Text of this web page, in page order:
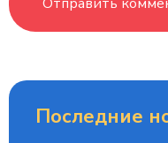
Последние